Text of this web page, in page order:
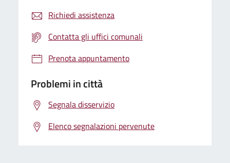
Richiedi assistenza
Contatta gli uffici comunali
Prenota appuntamento
Problemi in città
Segnala disservizio
Elenco segnalazioni pervenute